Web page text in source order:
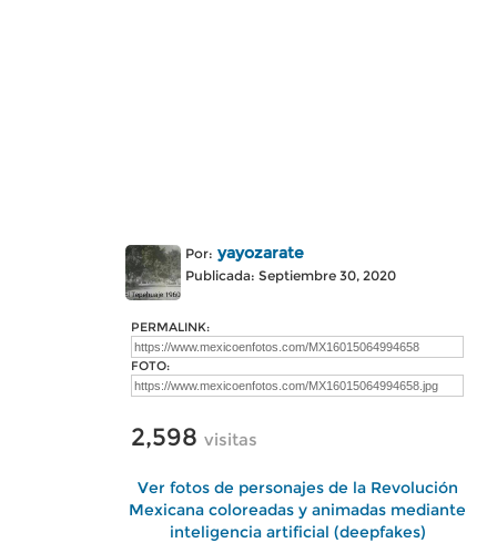
Por: yayozarate
Publicada: Septiembre 30, 2020
PERMALINK:
FOTO:
2,598 visitas
Ver fotos de personajes de la Revolución
Mexicana coloreadas y animadas mediante
inteligencia artificial (deepfakes)